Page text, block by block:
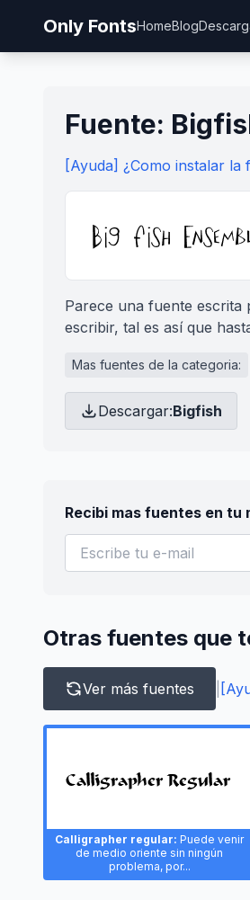
Only FontsHomeBlog
Fuente:
[Ayuda] ¿Como instalar la
Parece una fuente escrita
escribir, tal es así que
Mas fuentes de la categoria:
Descargar:Bigfish
Recibi mas fuentes en tu
Otras fuentes que
Ver más fuentes
Calligrapher regular: Puede venir
de medio oriente sin ningún
problema, por...